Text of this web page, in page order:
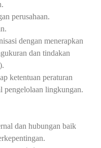
perusahaan.
dengan menerapkan
dan tindakan
ketentuan peraturan
pengelolaan lingkungan.
dan hubungan baik